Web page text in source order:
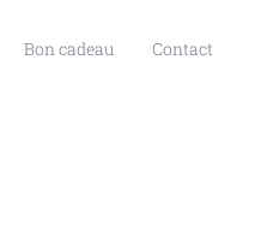
Bon cadeau Contact